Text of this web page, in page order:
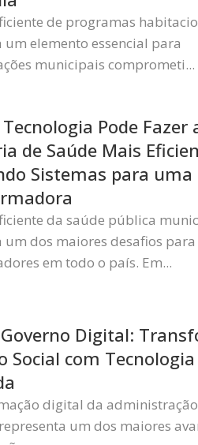
de programas
um elemento essencial para
municipais comprometi...
Pode Fazer
de Saúde Mais
Sistemas para uma
da saúde pública
um dos maiores desafios para
em todo o país. Em...
Governo Digital:
Social com Tecnologia
digital da
um dos maiores